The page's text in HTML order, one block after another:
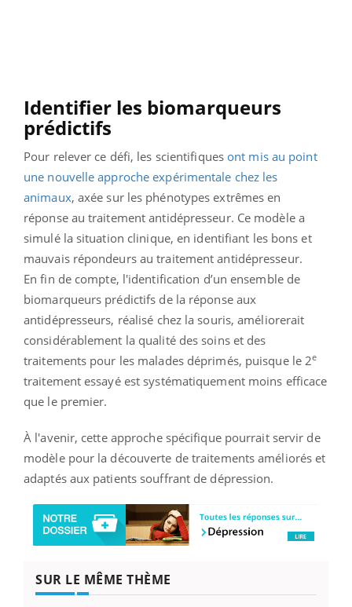
Identifier les biomarqueurs
prédictifs
Pour relever ce défi, les scientifiques ont mis au point
une nouvelle approche expérimentale chez les
animaux, axée sur les phénotypes extrêmes en
réponse au traitement antidépresseur. Ce modèle a
simulé la situation clinique, en identifiant les bons et
mauvais répondeurs au traitement antidépresseur.
En fin de compte, l'identification d’un ensemble de
biomarqueurs prédictifs de la réponse aux
antidépresseurs, réalisé chez la souris, améliorerait
considérablement la qualité des soins et des
traitements pour les malades déprimés, puisque le 2e
traitement essayé est systématiquement moins efficace
que le premier.
À l'avenir, cette approche spécifique pourrait servir de
modèle pour la découverte de traitements améliorés et
adaptés aux patients souffrant de dépression.
SUR LE MÊME THÈME